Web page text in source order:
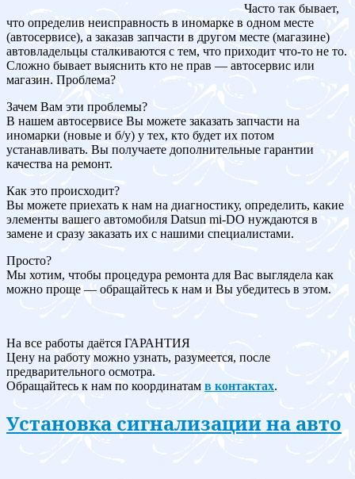
Часто так бывает,
что определив неисправность в иномарке в одном месте
(автосервисе), а заказав запчасти в другом месте (магазине)
автовладельцы сталкиваются с тем, что приходит что-то не то.
Сложно бывает выяснить кто не прав — автосервис или
магазин. Проблема?
Зачем Вам эти проблемы?
В нашем автосервисе Вы можете заказать запчасти на
иномарки (новые и б/у) у тех, кто будет их потом
устанавливать. Вы получаете дополнительные гарантии
качества на ремонт.
Как это происходит?
Вы можете приехать к нам на диагностику, определить, какие
элементы вашего автомобиля Datsun mi-DO нуждаются в
замене и сразу заказать их с нашими специалистами.
Просто?
Мы хотим, чтобы процедура ремонта для Вас выглядела как
можно проще — обращайтесь к нам и Вы убедитесь в этом.
На все работы даётся ГАРАНТИЯ
Цену на работу можно узнать, разумеется, после
предварительного осмотра.
Обращайтесь к нам по координатам в контактах.
Установка сигнализации на авто